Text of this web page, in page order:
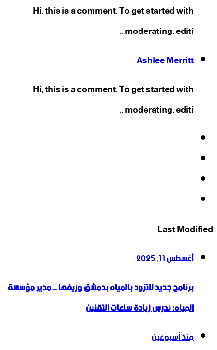
Hi, this is a comment. To get started with
moderating, editi...
Ashlee Merritt
Hi, this is a comment. To get started with
moderating, editi...
Last Modified
أغسطس 11, 2025
برنامج جديد للتزود بالمياه بدمشق وريفها .. مدير مؤسسة
المياه: ندرس زيادة ساعات التقنين
منذ أسبوعين